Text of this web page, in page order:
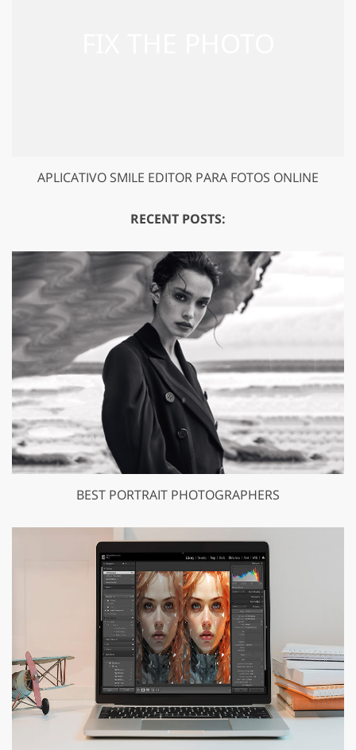
APLICATIVO SMILE EDITOR PARA FOTOS ONLINE
RECENT POSTS:
BEST PORTRAIT PHOTOGRAPHERS
GET 50% OFF CREATIVE CLOUD